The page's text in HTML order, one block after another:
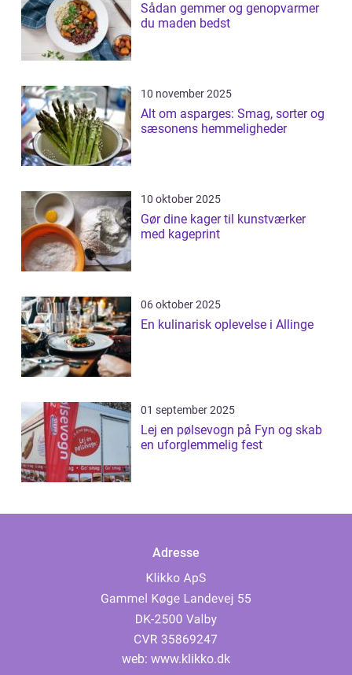
Sådan gemmer og genopvarmer
du maden bedst
10 november 2025
Alt om asparges: Smag, sorter og
sæsonens hemmeligheder
10 oktober 2025
Gør dine kager til kunstværker
med kageprint
06 oktober 2025
En kulinarisk oplevelse i Allinge
01 september 2025
Lej en pølsevogn på Fyn og skab
en uforglemmelig fest
Adresse
web: www.klikko.dk